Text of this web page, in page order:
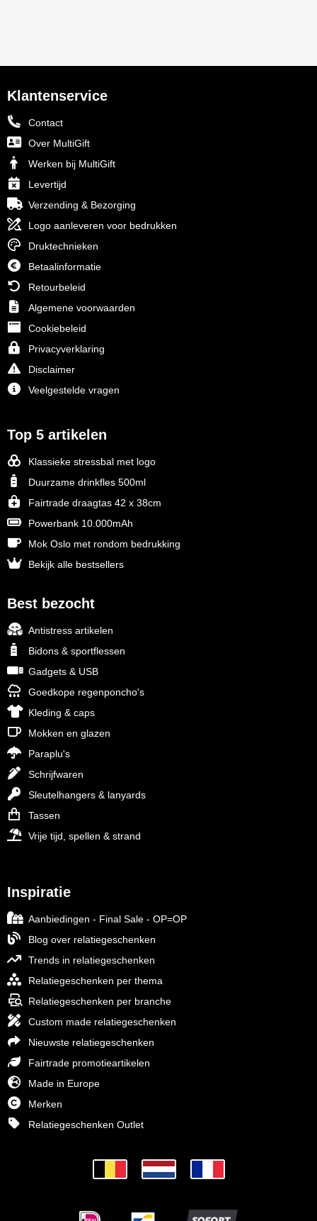
Klantenservice
Contact
Over MultiGift
Werken bij MultiGift
Levertijd
Verzending & Bezorging
Logo aanleveren voor bedrukken
Druktechnieken
Betaalinformatie
Retourbeleid
Algemene voorwaarden
Cookiebeleid
Privacyverklaring
Disclaimer
Veelgestelde vragen
Top 5 artikelen
Klassieke stressbal met logo
Duurzame drinkfles 500ml
Fairtrade draagtas 42 x 38cm
Powerbank 10.000mAh
Mok Oslo met rondom bedrukking
Bekijk alle bestsellers
Best bezocht
Antistress artikelen
Bidons & sportflessen
Gadgets & USB
Goedkope regenponcho's
Kleding & caps
Mokken en glazen
Paraplu's
Schrijfwaren
Sleutelhangers & lanyards
Tassen
Vrije tijd, spellen & strand
Inspiratie
Aanbiedingen - Final Sale - OP=OP
Blog over relatiegeschenken
Trends in relatiegeschenken
Relatiegeschenken per thema
Relatiegeschenken per branche
Custom made relatiegeschenken
Nieuwste relatiegeschenken
Fairtrade promotieartikelen
Made in Europe
Merken
Relatiegeschenken Outlet